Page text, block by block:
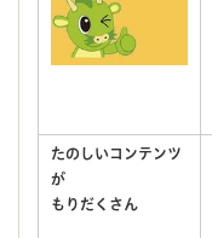
たのしいコンテンツ
が
もりだくさん